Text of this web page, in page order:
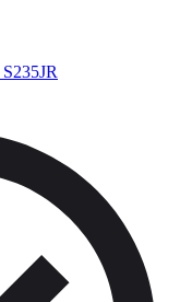
S235JR